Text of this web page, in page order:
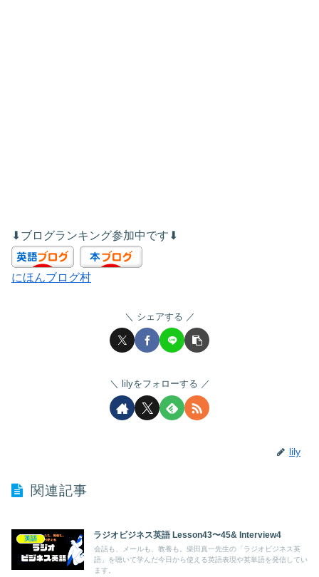
⬇︎ブログランキング参加中です⬇︎
にほんブログ村
シェアする
lilyをフォローする
lily
関連記事
英語 ラジオビジネス英語 Lesson43〜45& Interview4
会話も、メールも、教養も。柴田真一先生の「ラジオビジネス英
語」を聴いて学んだ今日から使える英語表現や英単語を発信してい
ます。